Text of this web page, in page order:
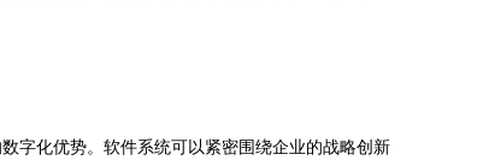
字化优势。软件系统可以紧密围绕企业的战略创新